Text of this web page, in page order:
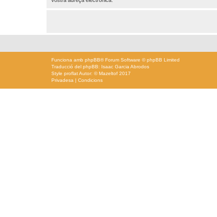
Funciona amb phpBB® Forum Software © phpBB Limited
Traducció del phpBB: Isaac Garcia Abrodos
Style proflatAutor: ©Mazeltof 2017
Privadesa | Condicions